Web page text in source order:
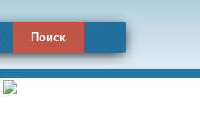
Поиск